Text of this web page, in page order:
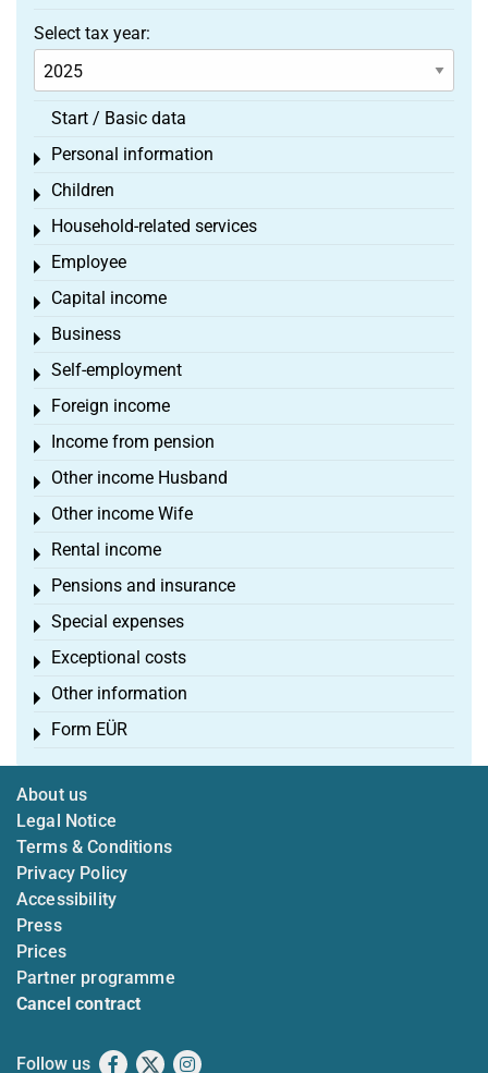
Select tax year:
Start / Basic data
Personal information
Toggle menu
Children
Toggle menu
Household-related services
Toggle menu
Employee
Toggle menu
Capital income
Toggle menu
Business
Toggle menu
Self-employment
Toggle menu
Foreign income
Toggle menu
Income from pension
Toggle menu
Other income Husband
Toggle menu
Other income Wife
Toggle menu
Rental income
Toggle menu
Pensions and insurance
Toggle menu
Special expenses
Toggle menu
Exceptional costs
Toggle menu
Other information
Toggle menu
Form EÜR
Toggle menu
About us
Legal Notice
Terms & Conditions
Privacy Policy
Accessibility
Press
Prices
Partner programme
Cancel contract
Follow us Facebook
X Instagram